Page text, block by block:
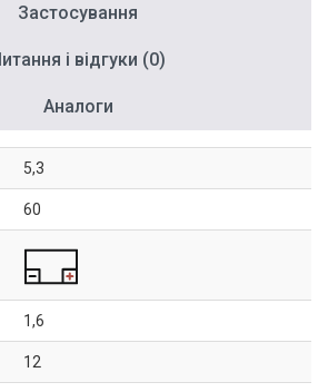
Застосування
і відгуки (0)
Аналоги
5,3
60
1,6
12